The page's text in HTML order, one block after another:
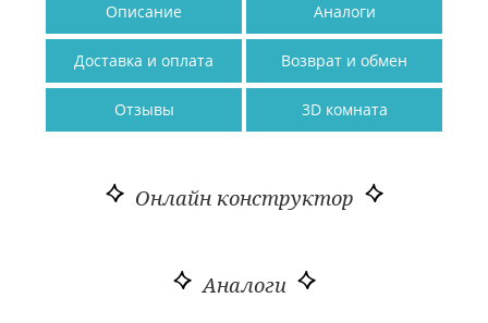
Описание Аналоги
Доставка и оплата Возврат и обмен
Отзывы 3D комната
Онлайн конструктор
Аналоги